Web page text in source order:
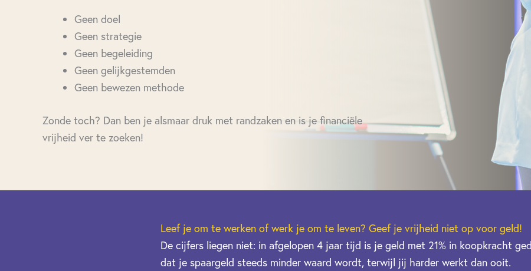
Geen doel
Geen strategie
Geen begeleiding
Geen gelijkgestemden
Geen bewezen methode
Zonde toch? Dan ben je alsmaar druk met randzaken en is je financiële
vrijheid ver te zoeken!
Leef je om te werken of werk je om te leven? Geef je vrijheid niet op voor geld!
De cijfers liegen niet: in afgelopen 4 jaar tijd is je geld met 21% in koopkracht
dat je spaargeld steeds minder waard wordt, terwijl jij harder werkt dan ooit.